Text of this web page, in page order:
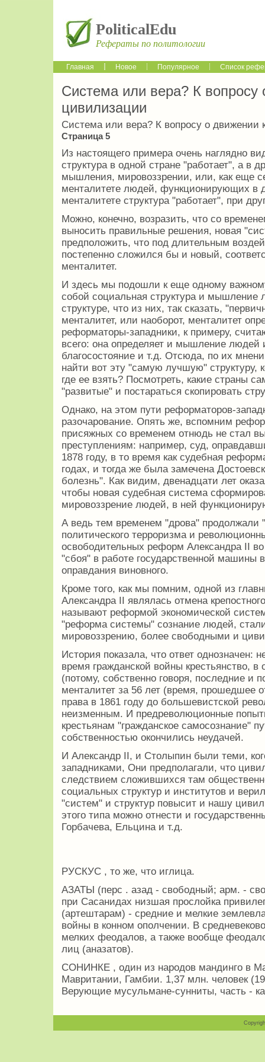
PoliticalEdu
Рефераты по политологии
Главная Новое Популярное Список
Система или вера? К вопросу
цивилизации
Система или вера? К вопросу о движении
Страница 5
Из настоящего примера очень наглядно
структура в одной стране "работает", а в
мышления, мировоззрении, или, как еще
менталитете людей, функционирующих в
менталитете структура "работает", при
Можно, конечно, возразить, что со
выносить правильные решения, новая
предположить, что под длительным
постепенно сложился бы и новый,
менталитет.
И здесь мы подошли к еще одному
собой социальная структура и
структуре, что из них, так сказать,
менталитет, или наоборот, менталитет
реформаторы-западники, к примеру,
всего: она определяет и мышление людей
благосостояние и т.д. Отсюда, по их
найти вот эту "самую лучшую" структуру,
где ее взять? Посмотреть, какие страны
"развитые" и постараться скопировать
Однако, на этом пути реформаторов-
разочарование. Опять же, вспомним
присяжных со временем отнюдь не стал
преступлениям: например, суд,
1878 году, в то время как судебная
годах, и тогда же была замечена
болезнь". Как видим, двенадцати лет
чтобы новая судебная система
мировоззрение людей, в ней
А ведь тем временем "дрова" продолжали
политического терроризма и
освободительных реформ Александра II
"сбоя" в работе государственной машины
оправдания виновного.
Кроме того, как мы помним, одной из
Александра II являлась отмена
называют реформой экономической
"реформа системы" сознание людей,
мировоззрению, более свободными и
История показала, что ответ однозначен:
время гражданской войны крестьянство,
(потому, собственно говоря, последние и
менталитет за 56 лет (время, прошедшее
права в 1861 году до большевистской
неизменным. И предреволюционные
крестьянам "гражданское самосознание"
собственностью окончились неудачей.
И Александр II, и Столыпин были теми,
западниками, Они предполагали, что
следствием сложившихся там
социальных структур и институтов и
"систем" и структур повысит и нашу
этого типа можно отнести и
Горбачева, Ельцина и т.д.
РУСКУС , то же, что иглица.
АЗАТЫ (перс . азад - свободный; арм. -
при Сасанидах низшая прослойка
(артештарам) - средние и мелкие
войны в конном ополчении. В
мелких феодалов, а также вообще
лиц (аназатов).
СОНИНКЕ , один из народов мандинго в
Мавритании, Гамбии. 1,37 млн. человек
Верующие мусульмане-сунниты, часть -